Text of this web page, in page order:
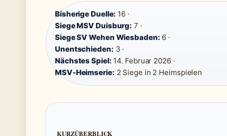
Bisherige Duelle: 16 ·
Siege MSV Duisburg: 7 ·
Siege SV Wehen Wiesbaden: 6 ·
Unentschieden: 3 ·
Nächstes Spiel: 14. Februar 2026 ·
MSV-Heimserie: 2 Siege in 2 Heimspielen
KURZÜBERBLICK